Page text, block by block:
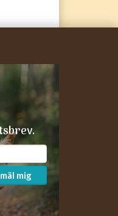
mig